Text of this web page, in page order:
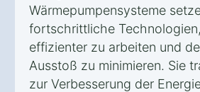
Wärmepumpensysteme
fortschrittliche
effizienter zu arbeiten und
Ausstoß zu minimieren. Sie
zur Verbesserung der